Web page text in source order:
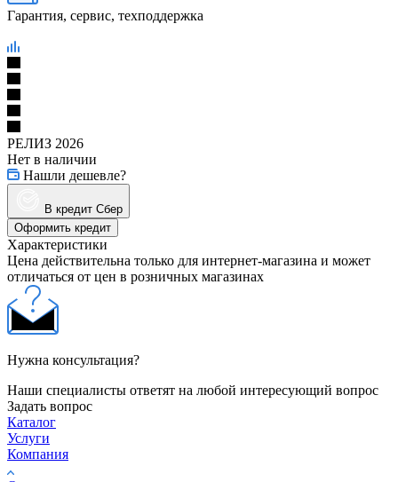
Гарантия, сервис, техподдержка
РЕЛИЗ 2026
Нет в наличии
Нашли дешевле?
В кредит Сбер
Оформить кредит
Характеристики
Цена действительна только для интернет-магазина и может
отличаться от цен в розничных магазинах
Нужна консультация?
Наши специалисты ответят на любой интересующий вопрос
Задать вопрос
Каталог
Услуги
Компания